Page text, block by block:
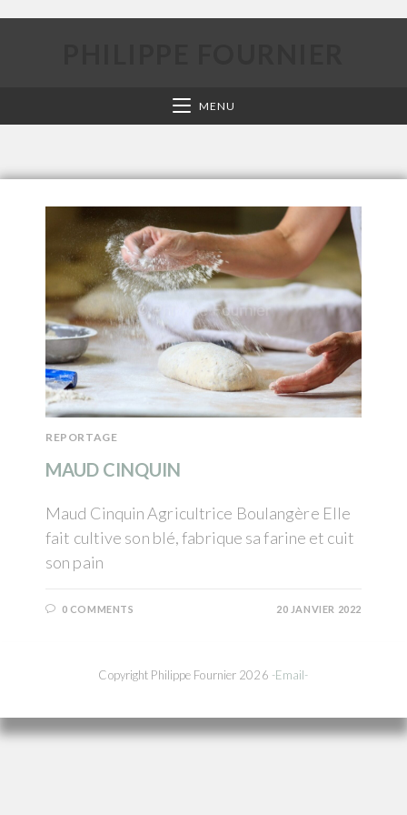
MENU
REPORTAGE
MAUD CINQUIN
Maud Cinquin Agricultrice Boulangère Elle
fait cultive son blé, fabrique sa farine et cuit
son pain
0 COMMENTS 20 JANVIER 2022
Copyright Philippe Fournier 2026 -Email-